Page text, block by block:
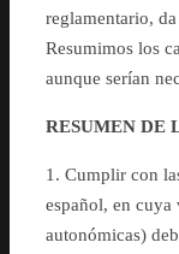
reglamentario,
Resumimos los
aunque serían
RESUMEN DE
1. Cumplir con
español, en cuya
autonómicas)